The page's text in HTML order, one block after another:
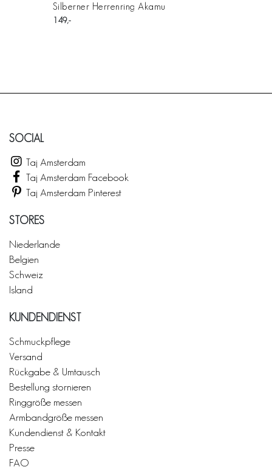
Silberner Herrenring Akamu
149
SOCIAL
Taj Amsterdam
Taj Amsterdam Facebook
Taj Amsterdam Pinterest
STORES
Niederlande
Belgien
Schweiz
Island
KUNDENDIENST
Schmuckpflege
Versand
Rückgabe & Umtausch
Bestellung stornieren
Ringgröße messen
Armbandgröße messen
Kundendienst & Kontakt
Presse
FAQ